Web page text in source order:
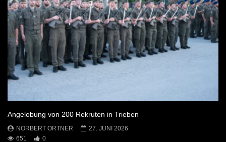
Angelobung von 200 Rekruten in Trieben
NORBERT ORTNER
27. JUNI 2026
651
0